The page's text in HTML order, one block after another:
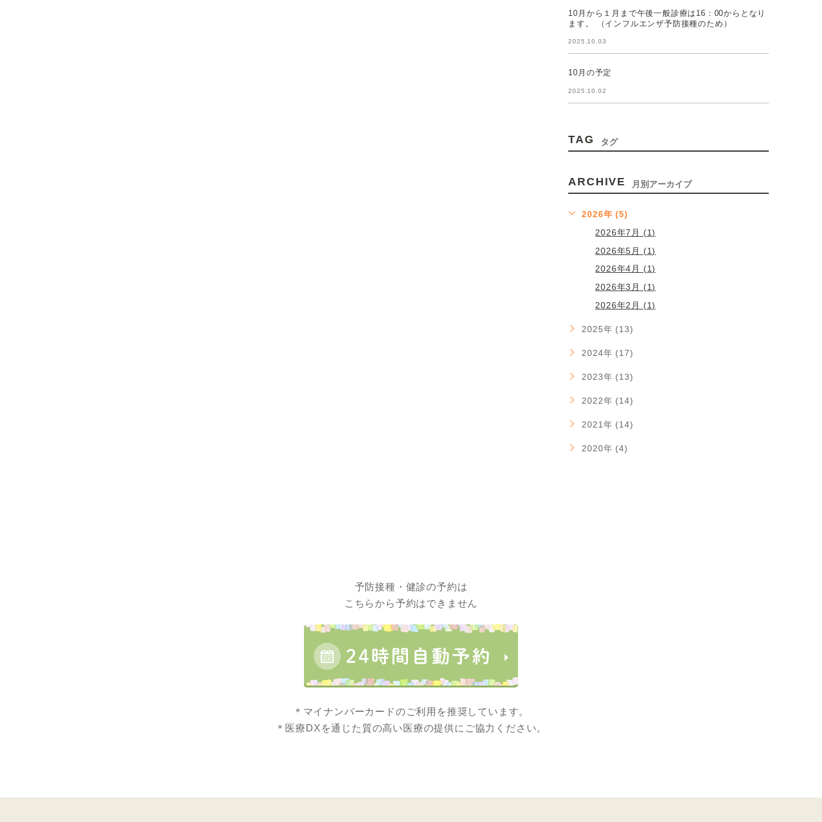
10月から１月まで午後一般診療は16：00からとなり
ます。 （インフルエンザ予防接種のため）
2025.10.03
10月の予定
2025.10.02
TAG タグ
ARCHIVE 月別アーカイブ
2026年 (5)
2026年7月 (1)
2026年5月 (1)
2026年4月 (1)
2026年3月 (1)
2026年2月 (1)
2025年 (13)
2024年 (17)
2023年 (13)
2022年 (14)
2021年 (14)
2020年 (4)
予防接種・健診の予約は
こちらから予約はできません
＊マイナンバーカードのご利用を推奨しています。
＊医療DXを通じた質の高い医療の提供にご協力ください。